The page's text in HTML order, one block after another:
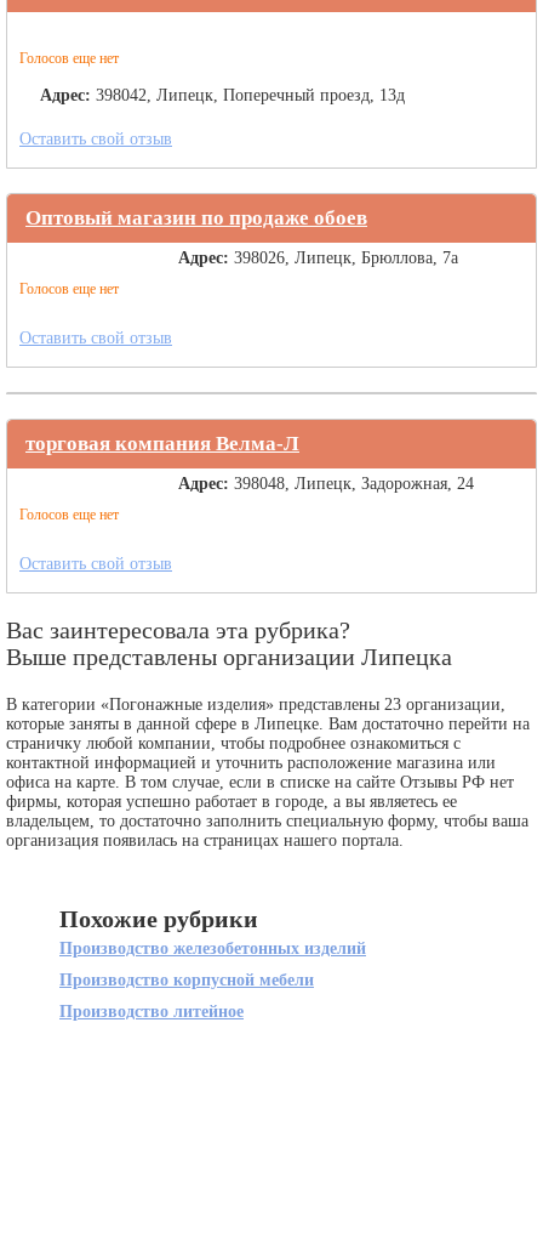
Голосов еще нет
Адрес: 398042, Липецк, Поперечный проезд, 13д
Оставить свой отзыв
Оптовый магазин по продаже обоев
Голосов еще нет
Адрес: 398026, Липецк, Брюллова, 7а
Оставить свой отзыв
торговая компания Велма-Л
Голосов еще нет
Адрес: 398048, Липецк, Задорожная, 24
Оставить свой отзыв
Вас заинтересовала эта рубрика?
Выше представлены организации Липецка
В категории «Погонажные изделия» представлены 23 организации,
которые заняты в данной сфере в Липецке. Вам достаточно перейти на
страничку любой компании, чтобы подробнее ознакомиться с
контактной информацией и уточнить расположение магазина или
офиса на карте. В том случае, если в списке на сайте Отзывы РФ нет
фирмы, которая успешно работает в городе, а вы являетесь ее
владельцем, то достаточно заполнить специальную форму, чтобы ваша
организация появилась на страницах нашего портала.
Похожие рубрики
Производство железобетонных изделий
Производство корпусной мебели
Производство литейное